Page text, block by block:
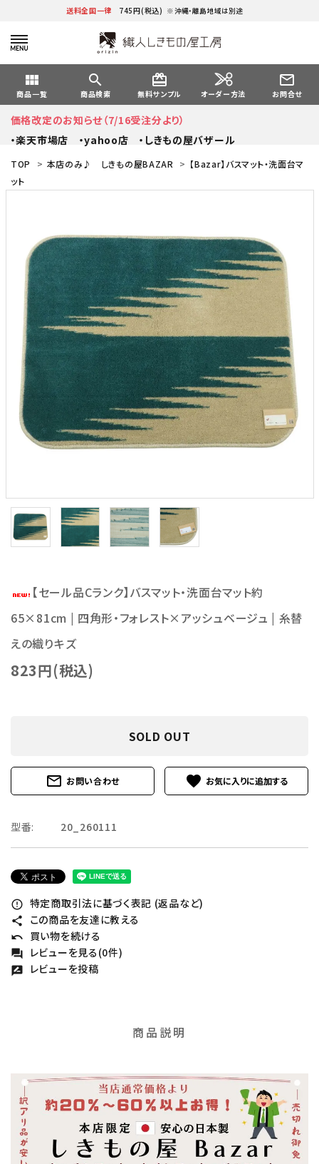
送料全国一律 745円(税込) ※沖縄・離島地域は別途
view_module
商品一覧
search
商品検索
card_giftcard
無料サンプル オーダー方法
mail_outline
お問合せ
価格改定のお知らせ（7/16受注分より）
・楽天市場店
・yahoo店 ・しきもの屋バザール
TOP > 本店のみ♪ しきもの屋BAZAR > 【Bazar】バスマット・洗面台マ
ット
【セール品Cランク】バスマット・洗面台マット約
65×81cm | 四角形・フォレスト×アッシュベージュ | 糸替
えの織りキズ
823円(税込)
SOLD OUT
mail_outline お問い合わせ favorite
型番: 20_260111
error_outline 特定商取引法に基づく表記 (返品など)
share この商品を友達に教える
undo 買い物を続ける
forum レビューを見る(0件)
rate_review レビューを投稿
商品説明